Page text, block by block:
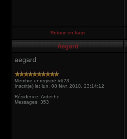
Retour en haut
Aegard
aegard
Membre enregistré #623
Inscrit(e) le: lun. 08 févr. 2010, 23:14:12
Résidence: Ardeche
Messages: 353